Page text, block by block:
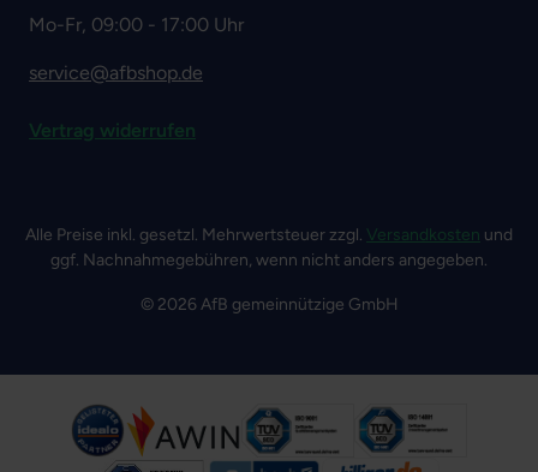
Mo-Fr, 09:00 - 17:00 Uhr
service@afbshop.de
Vertrag widerrufen
Alle Preise inkl. gesetzl. Mehrwertsteuer zzgl. Versandkosten und
ggf. Nachnahmegebühren, wenn nicht anders angegeben.
© 2026 AfB gemeinnützige GmbH